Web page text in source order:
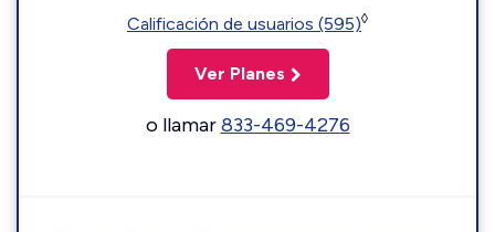
Calificación de usuarios (595)◊
Ver Planes
o llamar833-469-4276